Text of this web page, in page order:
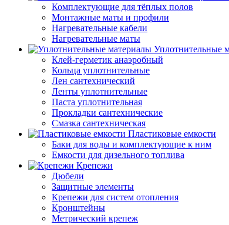
Комплектующие для тёплых полов
Монтажные маты и профили
Нагревательные кабели
Нагревательные маты
Уплотнительные
Клей-герметик анаэробный
Кольца уплотнительные
Лен сантехнический
Ленты уплотнительные
Паста уплотнительная
Прокладки сантехнические
Смазка сантехническая
Пластиковые емкости
Баки для воды и комплектующие к ним
Емкости для дизельного топлива
Крепежи
Дюбели
Защитные элементы
Крепежи для систем отопления
Кронштейны
Метрический крепеж